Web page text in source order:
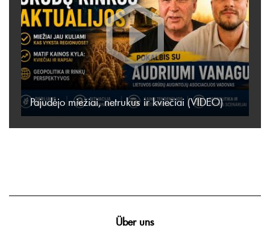
Pajudėjo miežiai, netrukus ir kviečiai (VIDEO)
Über uns